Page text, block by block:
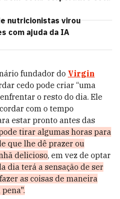
nutricionistas virou
com ajuda da IA
fundador do Virgin
cedo pode criar “uma
o resto do dia. Ele
com o tempo
estar pronto antes das
tirar algumas horas para
que lhe dê prazer ou
delicioso, em vez de optar
dia terá a sensação de ser
as coisas de maneira